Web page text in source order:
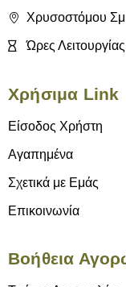
Χρυσοστόμου
Ώρες
Χρήσιμα Link
Είσοδος Χρήστη
Αγαπημένα
Σχετικά με Εμάς
Επικοινωνία
Βοήθεια